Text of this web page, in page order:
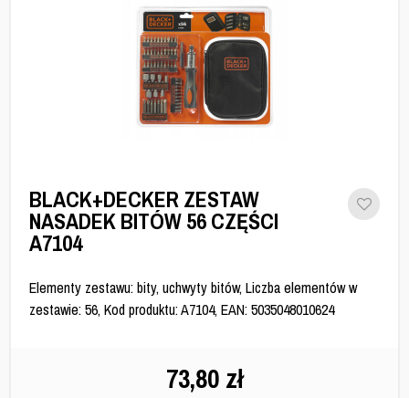
BLACK+DECKER ZESTAW
NASADEK BITÓW 56 CZĘŚCI
A7104
Elementy zestawu: bity, uchwyty bitów, Liczba elementów w
zestawie: 56, Kod produktu: A7104, EAN: 5035048010624
73,80 zł